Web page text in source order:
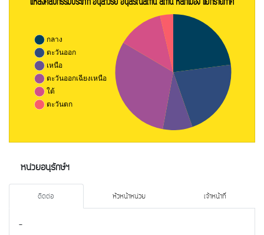
หน่วยอนุรักษ์ฯ
ติดต่อ หัวหน้าหน่วย เจ้าหน้าที่
-